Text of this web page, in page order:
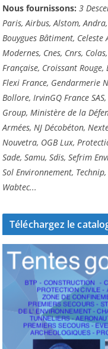
Nous fournissons: 3
Paris, Airbus, Alstom,
Bouygues Bâtiment,
Modernes, Cnes, Cnrs,
Française, Croissant Rouge,
Flexi France, Gendarmerie
Bollore, IrvinGQ France
Group, Ministère de la
Armées, NJ Décobéton,
Nouvetra, OGB Lux,
Sade, Samu, Sdis, Sefrim
Sol Environnement,
Wabtec...
Téléchargez le